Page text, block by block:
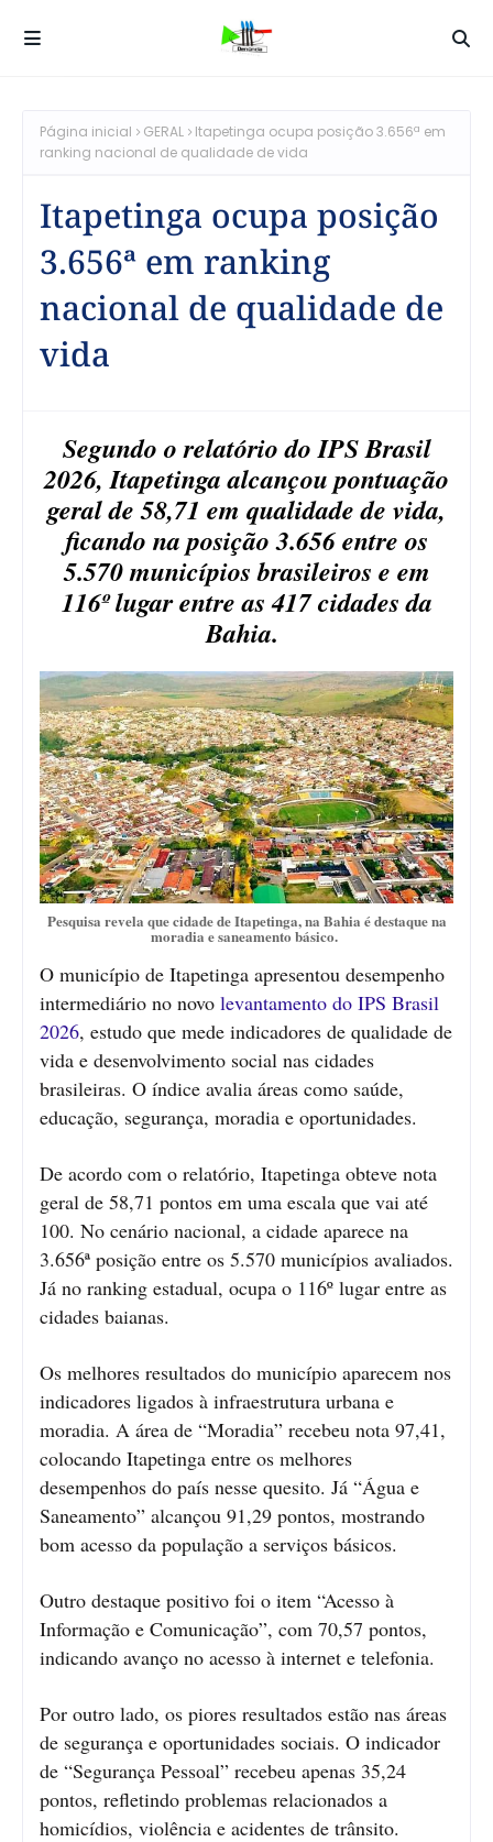
Página inicial GERAL
Itapetinga ocupa posição 3.656ª em
ranking nacional de qualidade de vida
Itapetinga ocupa posição
3.656ª em ranking
nacional de qualidade de
vida
Segundo o relatório do IPS Brasil
2026, Itapetinga alcançou pontuação
geral de 58,71 em qualidade de vida,
ficando na posição 3.656 entre os
5.570 municípios brasileiros e em
116º lugar entre as 417 cidades da
Bahia.
Pesquisa revela que cidade de Itapetinga, na Bahia é destaque na
moradia e saneamento básico.
O município de Itapetinga apresentou desempenho
intermediário no novo levantamento do IPS Brasil
2026, estudo que mede indicadores de qualidade de
vida e desenvolvimento social nas cidades
brasileiras. O índice avalia áreas como saúde,
educação, segurança, moradia e oportunidades.
De acordo com o relatório, Itapetinga obteve nota
geral de 58,71 pontos em uma escala que vai até
100. No cenário nacional, a cidade aparece na
3.656ª posição entre os 5.570 municípios avaliados.
Já no ranking estadual, ocupa o 116º lugar entre as
cidades baianas.
Os melhores resultados do município aparecem nos
indicadores ligados à infraestrutura urbana e
moradia. A área de “Moradia” recebeu nota 97,41,
colocando Itapetinga entre os melhores
desempenhos do país nesse quesito. Já “Água e
Saneamento” alcançou 91,29 pontos, mostrando
bom acesso da população a serviços básicos.
Outro destaque positivo foi o item “Acesso à
Informação e Comunicação”, com 70,57 pontos,
indicando avanço no acesso à internet e telefonia.
Por outro lado, os piores resultados estão nas áreas
de segurança e oportunidades sociais. O indicador
de “Segurança Pessoal” recebeu apenas 35,24
pontos, refletindo problemas relacionados a
homicídios, violência e acidentes de trânsito.